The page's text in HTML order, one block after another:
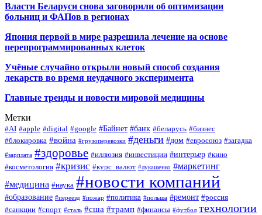
Власти Беларуси снова заговорили об оптимизации
больниц и ФАПов в регионах
Япония первой в мире разрешила лечение на основе
перепрограммированных клеток
Учёные случайно открыли новый способ создания
лекарств во время неудачного эксперимента
Главные тренды и новости мировой медицины
Метки
#AI #apple #digital #google #Байнет #банк #беларусь #бизнес
#блокировка #война #грузоперевозки #деньги #дом #евросоюз #загадка
#зарплата #здоровье #иллюзия #инвестиции #интерьер #кино
#косметология #кризис #курс_валют #лукашенко #маркетинг
#медицина #наука #новости компаний
#образование #переезд #пожар #политика #польша #ремонт #россия
#санкции #спорт #сталь #сша #трамп #финансы #футбол технологии